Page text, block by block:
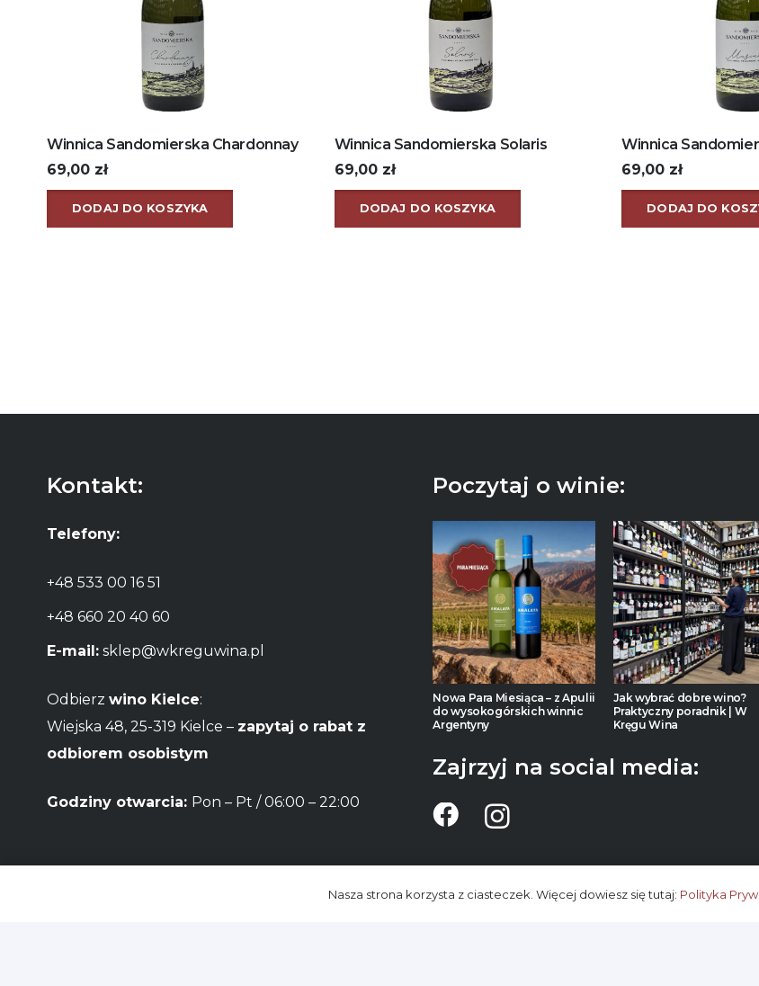
Winnica Sandomierska Chardonnay
69,00 zł
DODAJ DO KOSZYKA
Winnica Sandomierska Solaris
69,00 zł
DODAJ DO KOSZYKA
Winnica
69,00 zł
DODAJ DO
Kontakt:
Telefony:
+48 533 00 16 51
+48 660 20 40 60
E-mail: sklep@wkreguwina.pl
Odbierz wino Kielce:
Wiejska 48, 25-319 Kielce – zapytaj o rabat z
odbiorem osobistym
Godziny otwarcia: Pon – Pt / 06:00 – 22:00
Poczytaj o winie:
Nowa Para Miesiąca – z Apulii
do wysokogórskich winnic
Argentyny
Jak wybrać dobre wino?
Praktyczny poradnik | W
Kręgu Wina
Zajrzyj na social media:
Nasza strona korzysta z ciasteczek. Więcej dowiesz się tutaj: Polityka